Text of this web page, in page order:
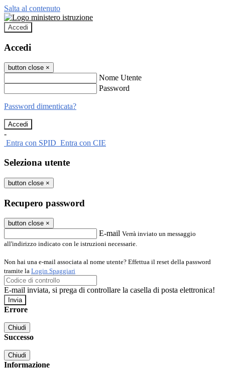
Salta al contenuto
Accedi
Accedi
button close ×
Nome Utente
Password
Password dimenticata?
-
Entra con SPID Entra con CIE
Seleziona utente
button close ×
Recupero password
button close ×
E-mail Verrà inviato un messaggio
all'indirizzo indicato con le istruzioni necessarie.
Non hai una e-mail associata al nome utente? Effettua il reset della password
tramite la Login Spaggiari
E-mail inviata, si prega di controllare la casella di posta elettronica!
Errore
Chiudi
Successo
Chiudi
Informazione